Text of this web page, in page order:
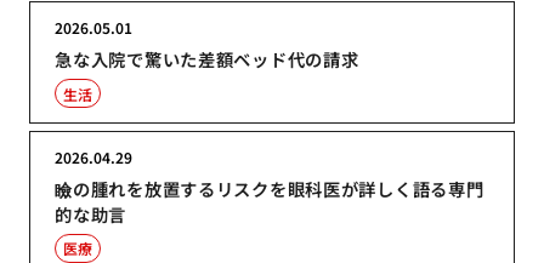
急な入院で驚いた差額ベッド代の請求
2026.05.01
生活
瞼の腫れを放置するリスクを眼科医が詳しく語る専門
的な助言
2026.04.29
医療